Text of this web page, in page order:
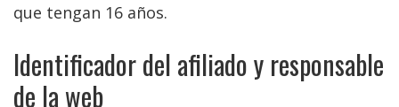
que tengan 16 años.
Identificador del afiliado y responsable
de la web